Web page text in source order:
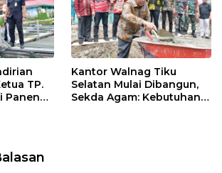
TP.
Panen
Kantor Walnag Tiku
Selatan Mulai Dibangun,
Sekda Agam: Kebutuhan